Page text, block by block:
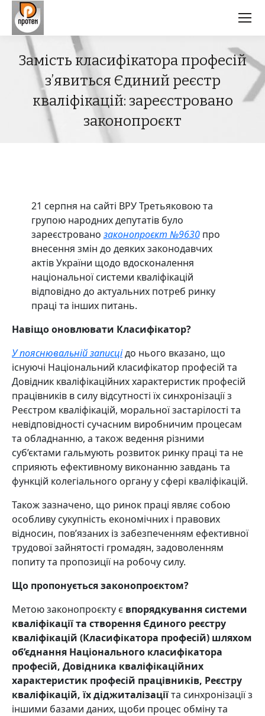
Замість класифікатора професій
зʼявиться Єдиний реєстр
кваліфікацій: зареєстровано
законопроєкт
21 серпня на сайті ВРУ Третьяковою та
групою народних депутатів було
зареєстровано законопроєкт №9630про
внесення змін до деяких законодавчих
актів України щодо вдосконалення
національної системи кваліфікацій
відповідно до актуальних потреб ринку
праці та інших питань.
Навіщо оновлювати Класифікатор?
У пояснювальній записцідо нього вказано, що
існуючі Національний класифікатор професій та
Довідник кваліфікаційних характеристик професій
працівників в силу відсутності їх синхронізації з
Реєстром кваліфікацій, моральної застарілості та
невідповідності сучасним виробничим процесам
та обладнанню, а також ведення різними
суб’єктами гальмують розвиток ринку праці та не
сприяють ефективному виконанню завдань та
функцій колегіального органу у сфері кваліфікацій.
Також зазначено, що ринок праці являє собою
особливу сукупність економічних і правових
відносин, пов’язаних із забезпеченням ефективної
трудової зайнятості громадян, задоволенням
попиту та пропозиції на робочу силу.
Що пропонується законопроєктом?
Метою законопроєкту є впорядкування системи
кваліфікації та створення Єдиного реєстру
кваліфікацій (Класифікатора професій) шляхом
об’єднання Національного класифікатора
професій, Довідника кваліфікаційних
характеристик професій працівників, Реєстру
кваліфікацій, їх діджиталізаціїта синхронізації з
іншими базами даних, щоби процес обміну та